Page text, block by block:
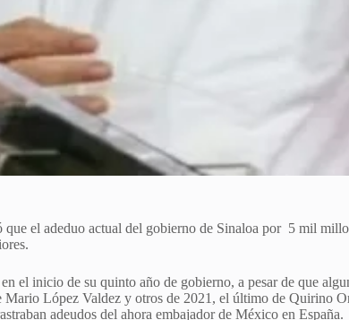
el adeduo actual del gobierno de Sinaloa por 5 mil
el inicio de su quinto año de gobierno, a pesar de que
Mario López Valdez y otros de 2021, el último de Quirino
adeudos del ahora embajador de México en España.